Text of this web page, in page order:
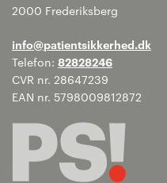
2000 Frederiksberg
info@patientsikkerhed.dk
Telefon: 82828246
CVR nr. 28647239
EAN nr. 5798009812872